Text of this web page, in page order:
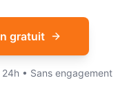
gratuit
• Sans engagement